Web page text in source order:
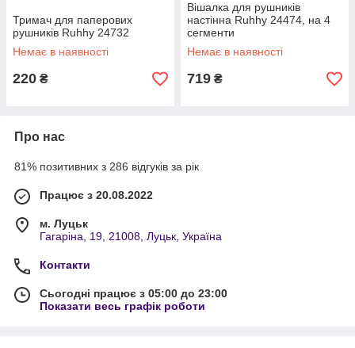
Тримач для паперових
рушників Ruhhy 24732
Немає в наявності
220 ₴
Вішалка для рушників
настінна Ruhhy 24474, на 4
сегменти
Немає в наявності
719 ₴
Про нас
81% позитивних з 286 відгуків за рік
Працює з 20.08.2022
м. Луцьк
Гагаріна, 19, 21008, Луцьк, Україна
Контакти
Сьогодні працює з 05:00 до 23:00
Показати весь графік роботи